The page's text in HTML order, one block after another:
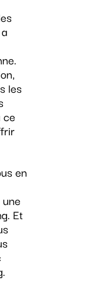
les
ce
en
Et